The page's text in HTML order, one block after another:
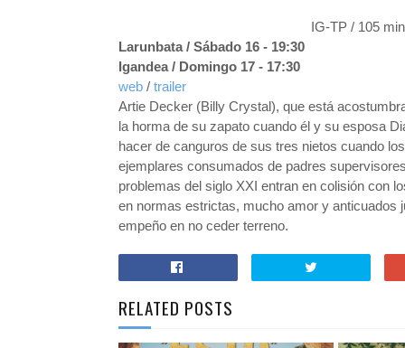
IG-TP / 105
Larunbata / Sábado 16 - 19:30
Igandea / Domingo 17 - 17:30
web/ trailer
Artie Decker (Billy Crystal), que está
la horma de su zapato cuando él y su esposa
hacer de canguros de sus tres nietos cuando
ejemplares consumados de padres
problemas del siglo XXI entran en colisión con
en normas estrictas, mucho amor y anticuados
empeño en no ceder terreno.
RELATED POSTS